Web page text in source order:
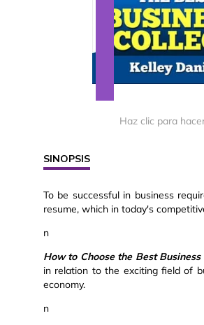
Haz clic para
SINOPSIS
To be successful in business
resume, which in today's
n
How to Choose the Best
in relation to the exciting field of
economy.
n